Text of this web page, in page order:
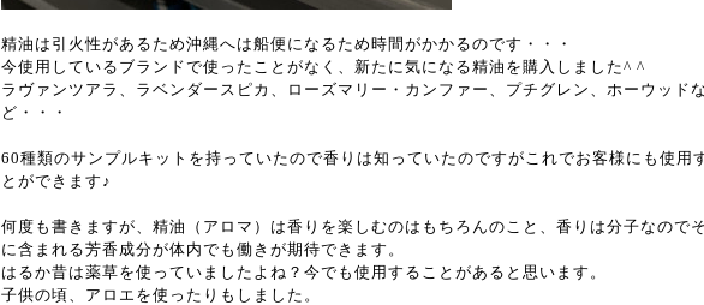
精油は引火性があるため沖縄へは船便になるため時間がかかるのです・・・
今使用しているブランドで使ったことがなく、新たに気になる精油を購入しました^ ^
ラヴァンツアラ、ラベンダースピカ、ローズマリー・カンファー、プチグレン、ホーウッド
ど・・・
60種類のサンプルキットを持っていたので香りは知っていたのですがこれでお客様にも使用
とができます♪
何度も書きますが、精油（アロマ）は香りを楽しむのはもちろんのこと、香りは分子なので
に含まれる芳香成分が体内でも働きが期待できます。
はるか昔は薬草を使っていましたよね？今でも使用することがあると思います。
子供の頃、アロエを使ったりもしました。